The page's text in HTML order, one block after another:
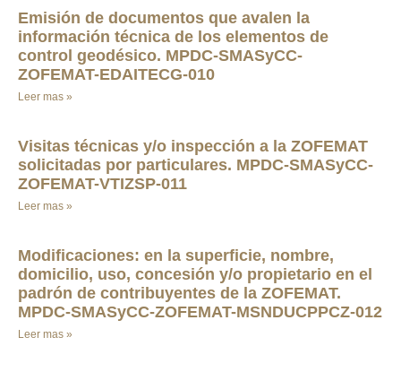
Emisión de documentos que avalen la
información técnica de los elementos de
control geodésico. MPDC-SMASyCC-
ZOFEMAT-EDAITECG-010
Leer mas »
Visitas técnicas y/o inspección a la ZOFEMAT
solicitadas por particulares. MPDC-SMASyCC-
ZOFEMAT-VTIZSP-011
Leer mas »
Modificaciones: en la superficie, nombre,
domicilio, uso, concesión y/o propietario en el
padrón de contribuyentes de la ZOFEMAT.
MPDC-SMASyCC-ZOFEMAT-MSNDUCPPCZ-012
Leer mas »